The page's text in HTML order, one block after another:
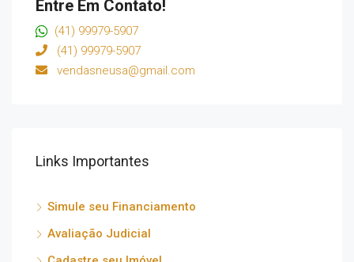
Entre Em Contato!
(41) 99979-5907
(41) 99979-5907
vendasneusa@gmail.com
Links Importantes
Simule seu Financiamento
Avaliação Judicial